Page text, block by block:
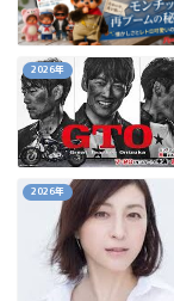
2026年
2026年